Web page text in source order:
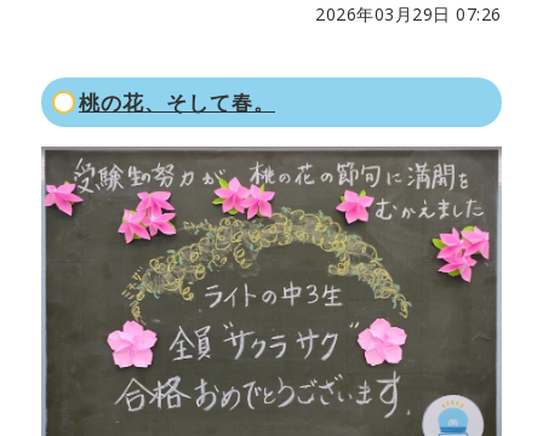
2026年03月29日 07:26
桃の花、そして春。